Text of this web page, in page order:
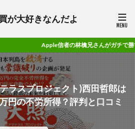
が大好きなんだよ
林檎兄さんがガチで勝てるFX案件の紹介と副業
ラスプロジェクト)西田哲郎は
円の不労所得？評判と口コミ